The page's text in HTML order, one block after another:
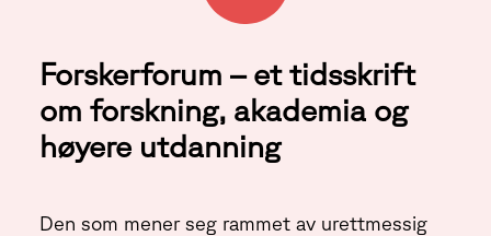
Forskerforum – et tidsskrift
om forskning, akademia og
høyere utdanning
Den som mener seg rammet av urettmessig